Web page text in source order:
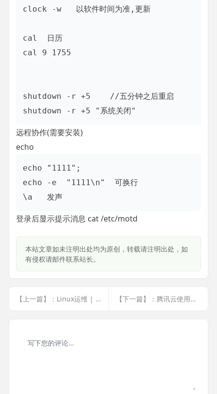
clock -w   以软件时间为准,更新
cal  日历
cal 9 1755
shutdown -r +5    //五分钟之后重启
shutdown -r +5 "系统关闭"
远程协作(需要安装)
echo
echo "1111";
echo -e  "1111\n"  可换行
登录后显示提示消息 cat /etc/motd
本站文章如未注明出处均为原创，转载请注明出处，如
有侵权请邮件联系站长。
【上一篇】：Linux运维 | linux的基本操作1 【下一篇】：腾讯云使用宝塔面板